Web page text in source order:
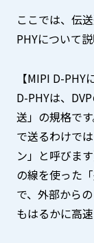
ここでは、伝
PHYについて説
【MIPI D-PHY
D-PHYは、
送」の規格で
で送るわけで
ン」と呼びま
の線を使った
で、外部から
もはるかに高